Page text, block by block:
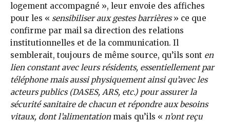
logement accompagné », leur envoie des affiches
pour les « sensibiliser aux gestes barrières» ce que
confirme par mail sa direction des relations
institutionnelles et de la communication. Il
semblerait, toujours de même source, qu’ils sont en
lien constant avec leurs résidents, essentiellement par
téléphone mais aussi physiquement ainsi qu’avec les
acteurs publics (DASES, ARS, etc.) pour assurer la
sécurité sanitaire de chacun et répondre aux besoins
vitaux, dont l’alimentationmais qu’ils « n’ont reçu